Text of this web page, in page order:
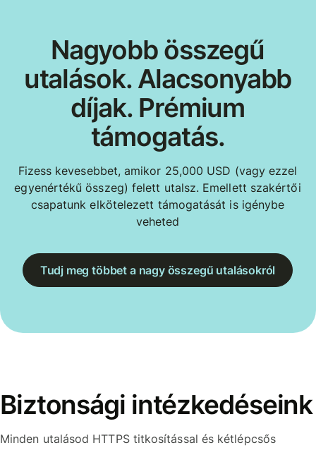
Nagyobb összegű
utalások. Alacsonyabb
díjak. Prémium
támogatás.
Fizess kevesebbet, amikor 25,000 USD (vagy ezzel
egyenértékű összeg) felett utalsz. Emellett szakértői
csapatunk elkötelezett támogatását is igénybe
veheted
Tudj meg többet a nagy összegű utalásokról
Biztonsági intézkedéseink
Minden utalásod HTTPS titkosítással és kétlépcsős